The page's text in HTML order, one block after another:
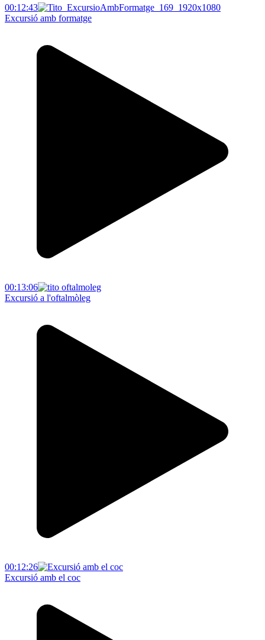
00:12:43
Excursió amb formatge
00:13:06
Excursió a l'oftalmòleg
00:12:26
Excursió amb el coc